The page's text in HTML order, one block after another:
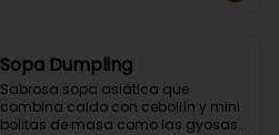
Sopa Dumpling
Sabrosa sopa asiática que
combina caldo con cebollín y mini
bolitas de masa como las gyosas